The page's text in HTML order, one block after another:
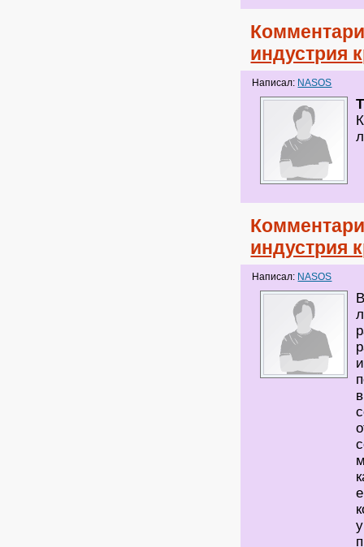
индустрия
Написал: NASOS
индустрия
Написал: NASOS